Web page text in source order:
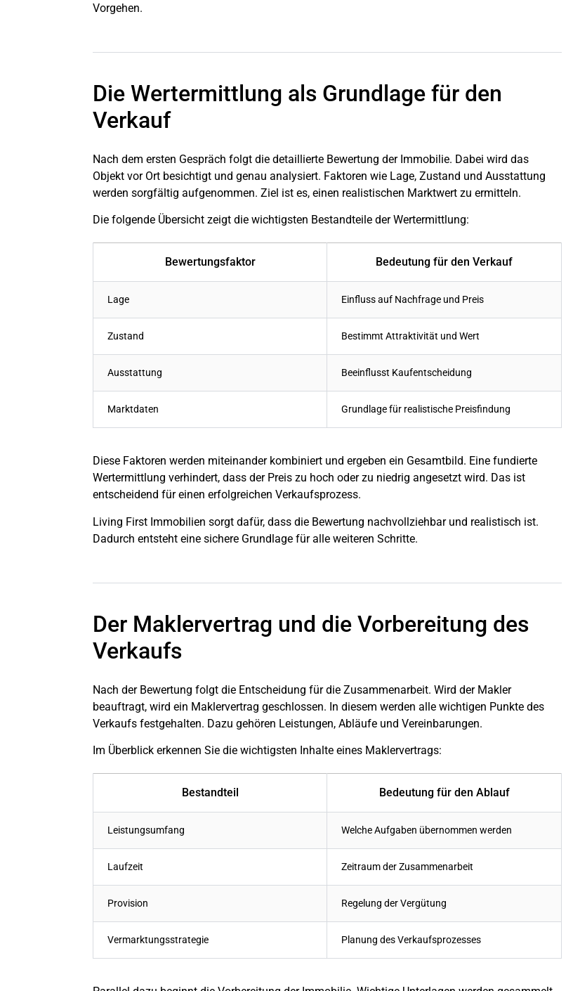
Vorgehen.
Die Wertermittlung als Grundlage für den
Verkauf
Nach dem ersten Gespräch folgt die detaillierte Bewertung der Immobilie. Dabei wird das
Objekt vor Ort besichtigt und genau analysiert. Faktoren wie Lage, Zustand und Ausstattung
werden sorgfältig aufgenommen. Ziel ist es, einen realistischen Marktwert zu ermitteln.
Die folgende Übersicht zeigt die wichtigsten Bestandteile der Wertermittlung:
Bewertungsfaktor Bedeutung für den Verkauf
Lage Einfluss auf Nachfrage und Preis
Zustand Bestimmt Attraktivität und Wert
Ausstattung Beeinflusst Kaufentscheidung
Marktdaten Grundlage für realistische Preisfindung
Diese Faktoren werden miteinander kombiniert und ergeben ein Gesamtbild. Eine fundierte
Wertermittlung verhindert, dass der Preis zu hoch oder zu niedrig angesetzt wird. Das ist
entscheidend für einen erfolgreichen Verkaufsprozess.
Living First Immobilien sorgt dafür, dass die Bewertung nachvollziehbar und realistisch ist.
Dadurch entsteht eine sichere Grundlage für alle weiteren Schritte.
Der Maklervertrag und die Vorbereitung des
Verkaufs
Nach der Bewertung folgt die Entscheidung für die Zusammenarbeit. Wird der Makler
beauftragt, wird ein Maklervertrag geschlossen. In diesem werden alle wichtigen Punkte des
Verkaufs festgehalten. Dazu gehören Leistungen, Abläufe und Vereinbarungen.
Im Überblick erkennen Sie die wichtigsten Inhalte eines Maklervertrags:
Bestandteil Bedeutung für den Ablauf
Leistungsumfang Welche Aufgaben übernommen werden
Laufzeit Zeitraum der Zusammenarbeit
Provision Regelung der Vergütung
Vermarktungsstrategie Planung des Verkaufsprozesses